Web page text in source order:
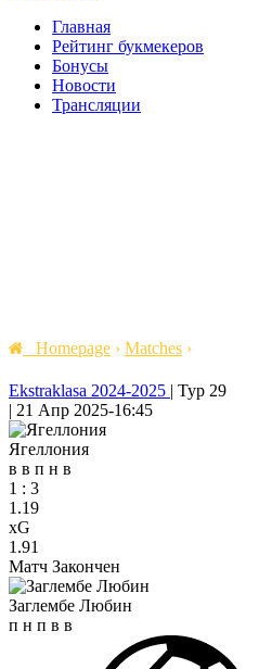
Главная
Рейтинг букмекеров
Бонусы
Новости
Трансляции
Homepage › Matches ›
Ekstraklasa 2024-2025 | Тур 29
| 21 Апр 2025-16:45
Ягеллония
в в п н в
1 : 3
1.19
xG
1.91
Матч Закончен
Заглембе Любин
п н п в в